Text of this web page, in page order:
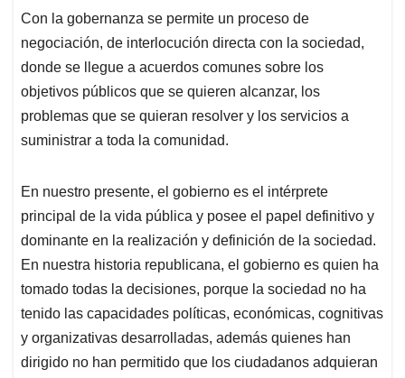
Con la gobernanza se permite un proceso de
negociación, de interlocución directa con la sociedad,
donde se llegue a acuerdos comunes sobre los
objetivos públicos que se quieren alcanzar, los
problemas que se quieran resolver y los servicios a
suministrar a toda la comunidad.
En nuestro presente, el gobierno es el intérprete
principal de la vida pública y posee el papel definitivo y
dominante en la realización y definición de la sociedad.
En nuestra historia republicana, el gobierno es quien ha
tomado todas la decisiones, porque la sociedad no ha
tenido las capacidades políticas, económicas, cognitivas
y organizativas desarrolladas, además quienes han
dirigido no han permitido que los ciudadanos adquieran